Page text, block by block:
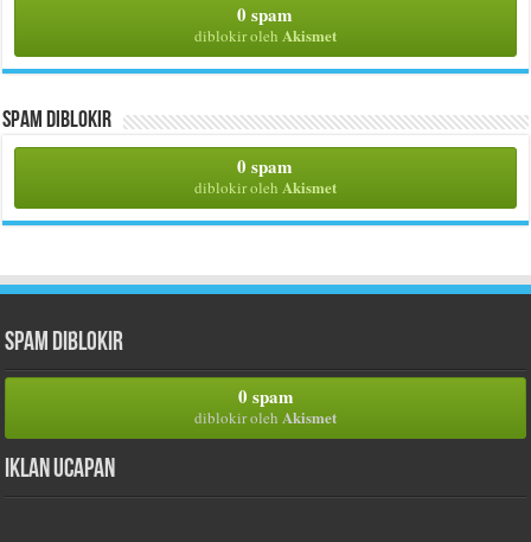
0 spam
diblokir oleh Akismet
Spam Diblokir
0 spam
diblokir oleh Akismet
Spam Diblokir
0 spam
diblokir oleh Akismet
Iklan Ucapan